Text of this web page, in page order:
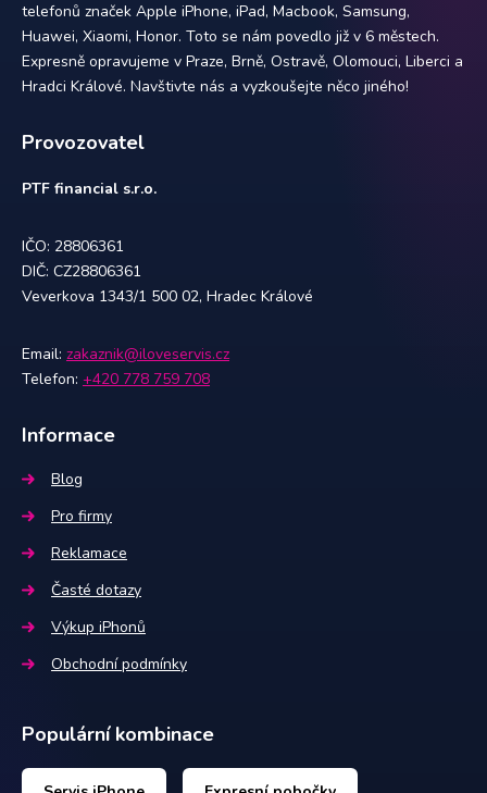
telefonů značek Apple iPhone, iPad, Macbook, Samsung,
Huawei, Xiaomi, Honor. Toto se nám povedlo již v 6 městech.
Expresně opravujeme v Praze, Brně, Ostravě, Olomouci, Liberci a
Hradci Králové. Navštivte nás a vyzkoušejte něco jiného!
Provozovatel
PTF financial s.r.o.
IČO: 28806361
DIČ: CZ28806361
Veverkova 1343/1 500 02, Hradec Králové
Email: zakaznik@iloveservis.cz
Telefon: +420 778 759 708
Informace
Blog
Pro firmy
Reklamace
Časté dotazy
Výkup iPhonů
Obchodní podmínky
Populární kombinace